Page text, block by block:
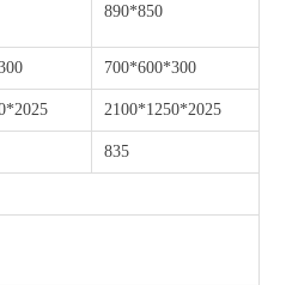
890*850
700*600*300
2100*1250*2025
835